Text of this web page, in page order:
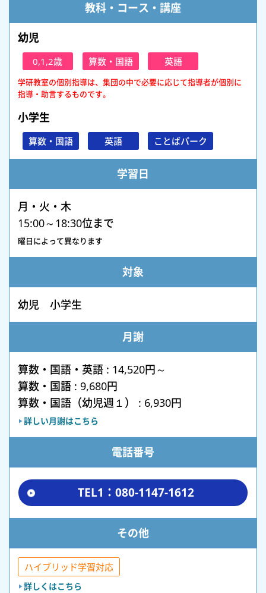
教科・コース・講座
幼児
0,1,2歳 算数・国語 英語
学研教室の個別指導は、集団の中で必要に応じて指導者が個別に
指導・助言するものです。
小学生
算数・国語 英語 ことばパーク
学習日
月・火・木
15:00～18:30位まで
曜日によって異なります
対象
幼児 小学生
月謝
算数・国語・英語 : 14,520円～
算数・国語 : 9,680円
算数・国語（幼児週１） : 6,930円
詳しい月謝はこちら
電話番号
TEL1：080-1147-1612
その他
ハイブリッド学習対応
詳しくはこちら